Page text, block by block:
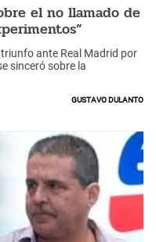
el no llamado de
ante Real Madrid por
sinceró sobre la
Gustavo Dulanto